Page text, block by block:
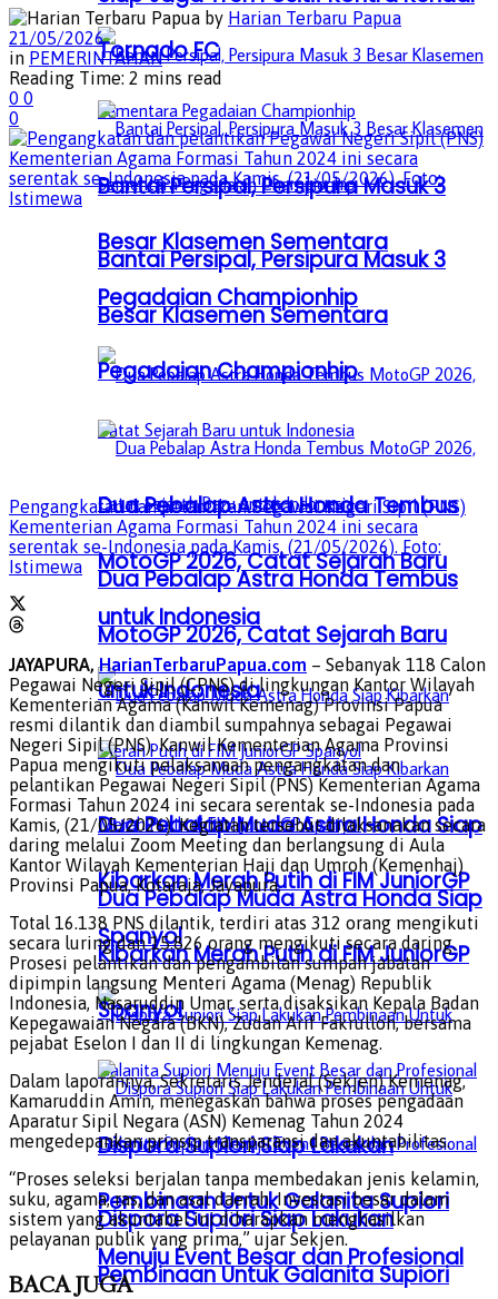
Bantai Persipal, Persipura Masuk 3
Besar Klasemen Sementara
Pegadaian Championhip
Dua Pebalap Astra Honda Tembus
MotoGP 2026, Catat Sejarah Baru
untuk Indonesia
Dua Pebalap Muda Astra Honda Siap
Kibarkan Merah Putih di FIM JuniorGP
Spanyol
Dispora Supiori Siap Lakukan
Pembinaan Untuk Galanita Supiori
Menuju Event Besar dan Profesional
Tornado FC
Bantai Persipal, Persipura Masuk 3
Besar Klasemen Sementara
Pegadaian Championhip
Dua Pebalap Astra Honda Tembus
MotoGP 2026, Catat Sejarah Baru
untuk Indonesia
Dua Pebalap Muda Astra Honda Siap
Kibarkan Merah Putih di FIM JuniorGP
Spanyol
Dispora Supiori Siap Lakukan
Pembinaan Untuk Galanita Supiori
by Harian Terbaru Papua
21/05/2026
in PEMERINTAHAN
Reading Time: 2 mins read
0 0
0
Pengangkatan dan pelantikan Pegawai Negeri Sipil (PNS)
Kementerian Agama Formasi Tahun 2024 ini secara
serentak se-Indonesia pada Kamis, (21/05/2026). Foto:
Istimewa
JAYAPURA,HarianTerbaruPapua.com – Sebanyak 118 Calon
Pegawai Negeri Sipil (CPNS) di lingkungan Kantor Wilayah
Kementerian Agama (Kanwil Kemenag) Provinsi Papua
resmi dilantik dan diambil sumpahnya sebagai Pegawai
Negeri Sipil (PNS). Kanwil Kementerian Agama Provinsi
Papua mengikuti pelaksanaan pengangkatan dan
pelantikan Pegawai Negeri Sipil (PNS) Kementerian Agama
Formasi Tahun 2024 ini secara serentak se-Indonesia pada
Kamis, (21/05/2026). Kegiatan tersebut dilaksanakan secara
daring melalui Zoom Meeting dan berlangsung di Aula
Kantor Wilayah Kementerian Haji dan Umroh (Kemenhaj)
Provinsi Papua, Kotaraja, Jayapura.
Total 16.138 PNS dilantik, terdiri atas 312 orang mengikuti
secara luring dan 15.826 orang mengikuti secara daring.
Prosesi pelantikan dan pengambilan sumpah jabatan
dipimpin langsung Menteri Agama (Menag) Republik
Indonesia, Nasaruddin Umar, serta disaksikan Kepala Badan
Kepegawaian Negara (BKN), Zudan Arif Fakrulloh, bersama
pejabat Eselon I dan II di lingkungan Kemenag.
Dalam laporannya, Sekretaris Jenderal (Sekjen) Kemenag,
Kamaruddin Amin, menegaskan bahwa proses pengadaan
Aparatur Sipil Negara (ASN) Kemenag Tahun 2024
mengedepankan prinsip transparansi dan akuntabilitas.
“Proses seleksi berjalan tanpa membedakan jenis kelamin,
suku, agama, ras, dan asal daerah. Investasi besar dalam
sistem yang akuntabel ini diharapkan menghasilkan
pelayanan publik yang prima,” ujar Sekjen.
BACAJUGA